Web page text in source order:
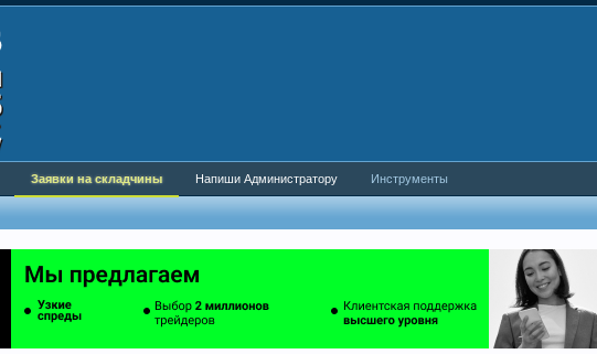
Заявки на складчины Напиши Администратору Инструменты